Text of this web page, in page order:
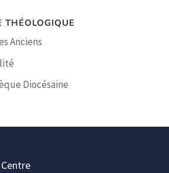
THÉOLOGIQUE
Anciens
Diocésaine